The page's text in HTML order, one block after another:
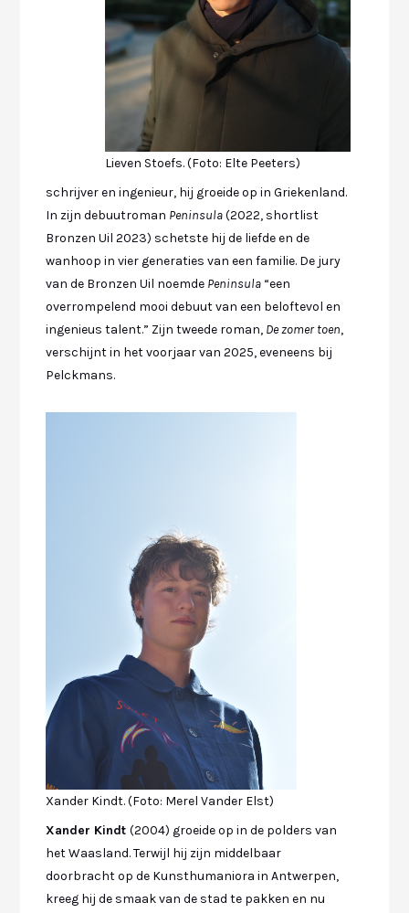
Lieven Stoefs. (Foto: Elte Peeters)
schrijver en ingenieur, hij groeide op in Griekenland.
In zijn debuutroman Peninsula(2022, shortlist
Bronzen Uil 2023) schetste hij de liefde en de
wanhoop in vier generaties van een familie. De jury
van de Bronzen Uil noemde Peninsula “een
overrompelend mooi debuut van een beloftevol en
ingenieus talent.” Zijn tweede roman, De zomer toen,
verschijnt in het voorjaar van 2025, eveneens bij
Pelckmans.
Xander Kindt. (Foto: Merel Vander Elst)
Xander Kindt(2004) groeide op in de polders van
het Waasland. Terwijl hij zijn middelbaar
doorbracht op de Kunsthumaniora in Antwerpen,
kreeg hij de smaak van de stad te pakken en nu